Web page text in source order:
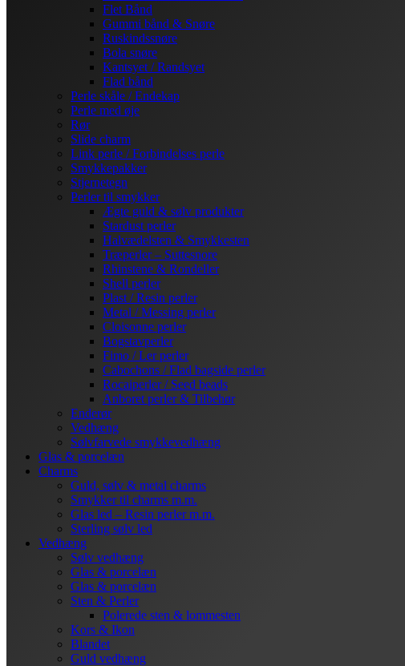
Flet Bånd
Gummi bånd & Snøre
Ruskindssnøre
Bola snøre
Kantsyet / Randsyet
Flad bånd
Perle skåle / Endekap
Perle med øje
Rør
Slide charm
Link perle / Forbindelses perle
Smykkepakker
Stjernetegn
Perler til smykker
Ægte guld & sølv produkter
Stardust perler
Halvædelsten & Smykkesten
Træperler – Suttesnore
Rhinstene & Rondeller
Shell perler
Plast / Resin perler
Metal / Messing perler
Cloisonne perler
Bogstavperler
Fimo / Ler perler
Cabochons / Flad bagside perler
Rocaiperler / Seed beads
Anboret perler & Tilbehør
Enderør
Vedhæng
Sølvfarvede smykkevedhæng
Glas & porcelæn
Charms
Guld, sølv & metal charms
Smykker til charms m.m.
Glas led – Resin perler m.m.
Sterling sølv led
Vedhæng
Sølv vedhæng
Glas & porcelæn
Glas & porcelæn
Sten & Perler
Polerede sten & lommesten
Kors & Ikon
Blandet
Guld vedhæng